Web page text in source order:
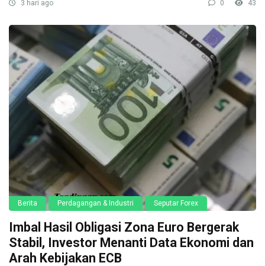
3 hari ago 0 43
Berita Perdagangan & Industri Seputar Forex
Imbal Hasil Obligasi Zona Euro Bergerak
Stabil, Investor Menanti Data Ekonomi dan
Arah Kebijakan ECB